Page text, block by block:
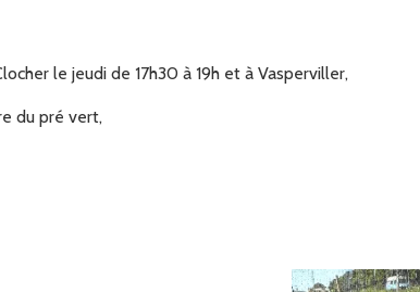
le jeudi de 17h30 à 19h et à Vasperviller,
du pré vert,